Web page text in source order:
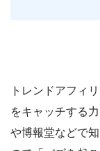
トレンドアフィ
をキャッチする
や博報堂などで